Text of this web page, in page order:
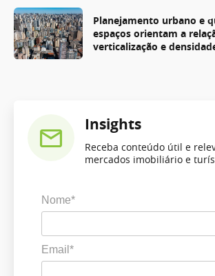
Planejamento urbano e
espaços orientam a
verticalização e
Insights
Receba conteúdo útil e
mercados imobiliário e
Nome*
Email*